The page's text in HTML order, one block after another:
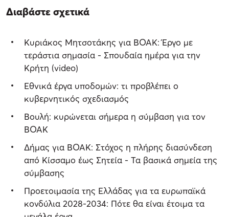
Διαβάστε σχετικά
Κυριάκος Μητσοτάκης για ΒΟΑΚ: Έργο με
τεράστια σημασία - Σπουδαία ημέρα για την
Κρήτη (video)
Εθνικά έργα υποδομών: τι προβλέπει ο
κυβερνητικός σχεδιασμός
Βουλή: κυρώνεται σήμερα η σύμβαση για τον
ΒΟΑΚ
Δήμας για ΒΟΑΚ: Στόχος η πλήρης διασύνδεση
από Κίσσαμο έως Σητεία - Τα βασικά σημεία της
σύμβασης
Προετοιμασία της Ελλάδας για τα ευρωπαϊκά
κονδύλια 2028-2034: Πότε θα είναι έτοιμα τα